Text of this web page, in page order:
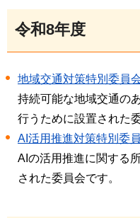
令和8年度
地域交通対策特別委員
持続可能な地域交通の
行うために設置された
AI活用推進対策特別委
AIの活用推進に関する
された委員会です。